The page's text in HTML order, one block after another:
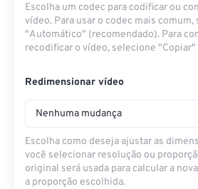
Escolha um codec para codificar ou
vídeo. Para usar o codec mais comum,
"Automático" (recomendado). Para
recodificar o vídeo, selecione
Redimensionar vídeo
Nenhuma mudança
Escolha como deseja ajustar as
você selecionar resolução ou
original será usada para calcular a
a proporção escolhida.